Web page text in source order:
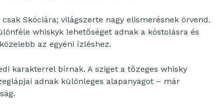
Skóciára; világszerte nagy elismerésnek örvend.
whiskyk lehetőséget adnak a kóstolásra és
az egyéni ízléshez.
karakterrel bírnak. A sziget a tőzeges whisky
adnak különleges alapanyagot – már